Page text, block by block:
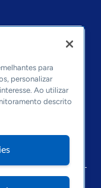
para
personalizar
Ao utilizar
descrito